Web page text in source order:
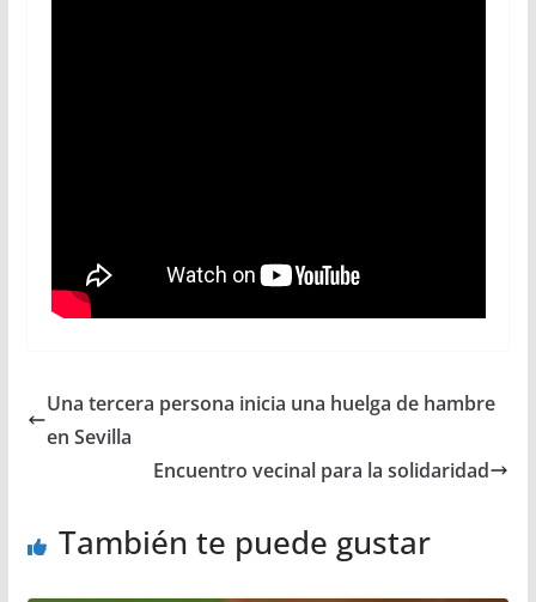
Una tercera persona inicia una huelga de hambre
en Sevilla
Encuentro vecinal para la solidaridad
También te puede gustar